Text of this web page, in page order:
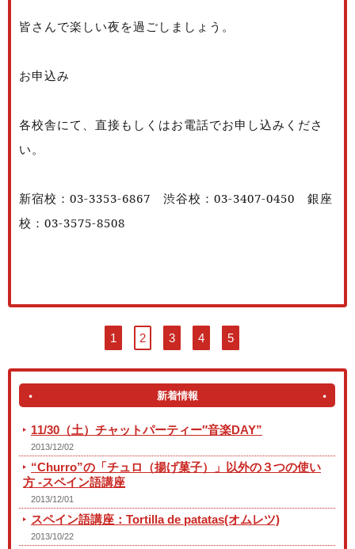
皆さんで楽しい夜を過ごしましょう。
お申込み
各校舎にて、直接もしくはお電話でお申し込みくださ
い。
新宿校：03-3353-6867 渋谷校：03-3407-0450 銀座
校：03-3575-8508
1 2 3 4 5
新着情報
11/30（土）チャットパーティー″音楽DAY”
2013/12/02
“Churro”の「チュロ（揚げ菓子）」以外の３つの使い
方 -スペイン語講座
2013/12/01
スペイン語講座：Tortilla de patatas(オムレツ)
2013/10/22